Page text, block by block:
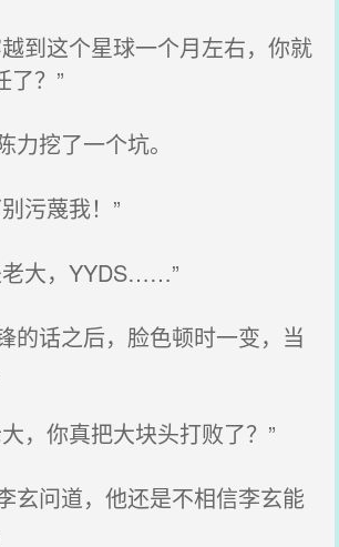
到这个星球一个月左右，你就
了？”
挖了一个坑。
污蔑我！”
大，YYDS……”
的话之后，脸色顿时一变，当
你真把大块头打败了？”
玄问道，他还是不相信李玄能